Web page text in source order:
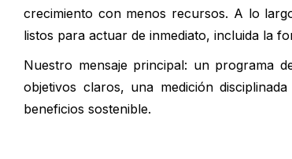
crecimiento con menos recursos. A lo
listos para actuar de inmediato, incluida la
Nuestro mensaje principal: un programa
objetivos claros, una medición
beneficios sostenible.